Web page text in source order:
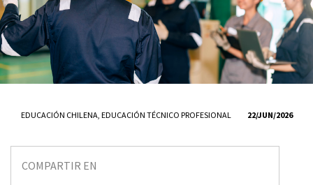
EDUCACIÓN CHILENA, EDUCACIÓN TÉCNICO PROFESIONAL 22/JUN/2026
COMPARTIR EN